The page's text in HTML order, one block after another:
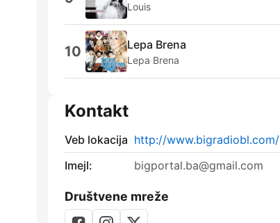
Louis
10 Lepa Brena
Lepa Brena
Kontakt
Veb lokacija http://www.bigradiobl.com/
Imejl:
bigportal.ba@gmail.com
Društvene mreže